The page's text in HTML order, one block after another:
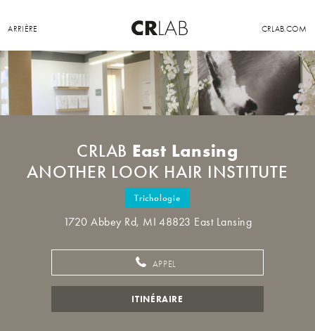
ARRIÈRE CRLAB.COM
CRLAB East Lansing
ANOTHER LOOK HAIR INSTITUTE
Trichologie
1720 Abbey Rd, MI 48823 East Lansing
APPEL
ITINÉRAIRE